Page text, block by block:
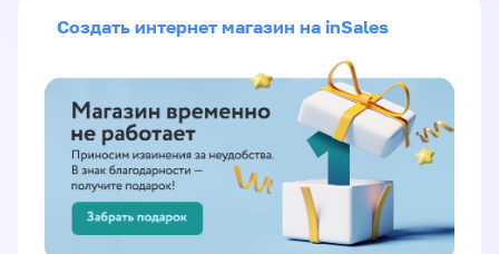
Создать интернет магазин на inSales